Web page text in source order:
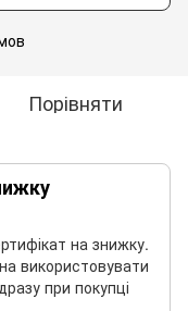
Порівняти